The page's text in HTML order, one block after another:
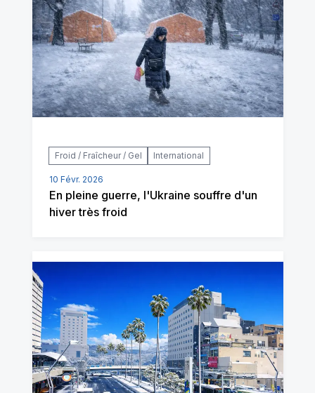
Froid / Fraîcheur / Gel International
10 Févr. 2026
En pleine guerre, l'Ukraine souffre d'un
hiver très froid